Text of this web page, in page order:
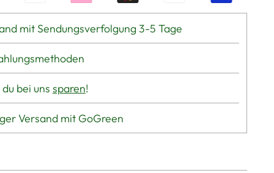
mit Sendungsverfolgung 3-5 Tage
bei uns sparen!
Versand mit GoGreen